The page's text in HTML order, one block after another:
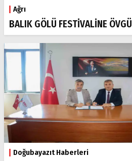
Ağrı
BALIK GÖLÜ FESTİVALİNE ÖVGÜ
Doğubayazıt Haberleri